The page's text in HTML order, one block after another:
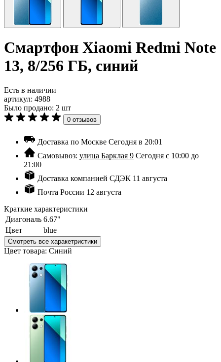
Смартфон Xiaomi Redmi Note
13, 8/256 ГБ, синий
Есть в наличии
артикул: 4988
Было продано: 2 шт
0 отзывов
Доставка по Москве Сегодня в 20:01
Самовывоз: улица Барклая 9 Сегодня с 10:00 до
21:00
Доставка компанией СДЭК 11 августа
Почта России 12 августа
Краткие характеристики
Диагональ 6.67"
Цвет
blue
Смотреть все харакетристики
Цвет товара: Синий